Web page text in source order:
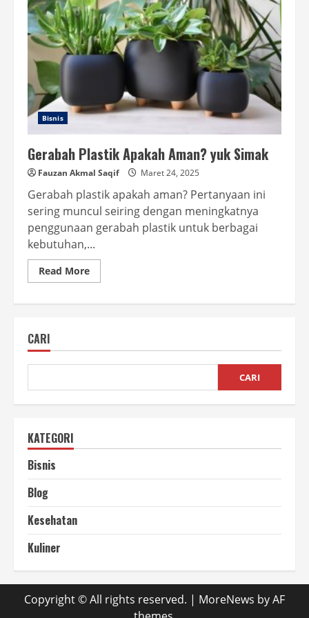
Bisnis
Gerabah Plastik Apakah Aman? yuk Simak
Fauzan Akmal Saqif Maret 24, 2025
Gerabah plastik apakah aman? Pertanyaan ini
sering muncul seiring dengan meningkatnya
penggunaan gerabah plastik untuk berbagai
kebutuhan,...
Read MoreRead
more
Simak
CARI
CARI
KATEGORI
Bisnis
Blog
Kesehatan
Kuliner
Copyright © All rights reserved. | MoreNews by AF